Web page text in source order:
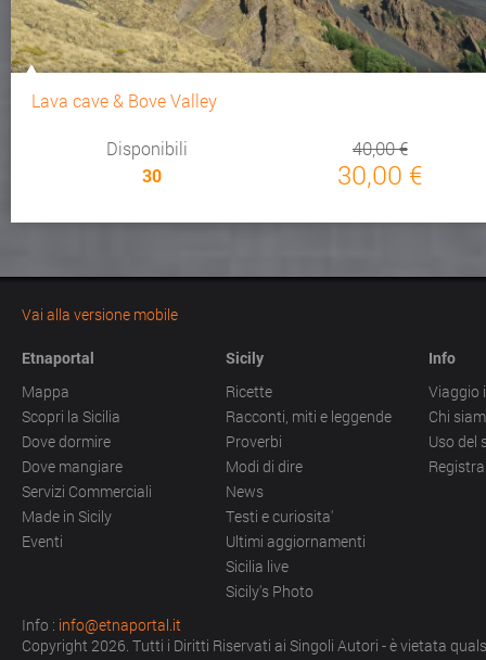
Lava cave & Bove Valley
Disponibili
30
40,00 €
30,00 €
Vai alla versione mobile
Etnaportal
Mappa
Scopri la Sicilia
Dove dormire
Dove mangiare
Servizi Commerciali
Made in Sicily
Eventi
Sicily
Ricette
Racconti, miti e leggende
Proverbi
Modi di dire
News
Testi e curiosita'
Ultimi aggiornamenti
Sicilia live
Sicily's Photo
Info
Viaggio
Chi
Uso del
Info : info@etnaportal.it
Copyright 2026. Tutti i Diritti Riservati ai Singoli Autori - è vietata